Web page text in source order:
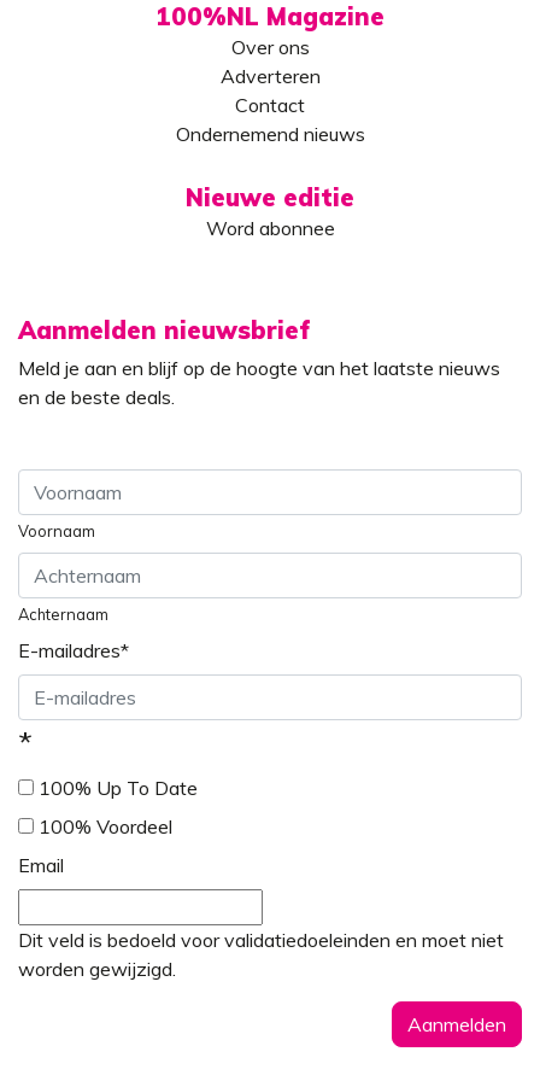
100%NL Magazine
Over ons
Adverteren
Contact
Ondernemend nieuws
Nieuwe editie
Word abonnee
Aanmelden nieuwsbrief
Meld je aan en blijf op de hoogte van het laatste nieuws
en de beste deals.
Voornaam
Achternaam
E-mailadres*
*
100% Up To Date
100% Voordeel
Email
Dit veld is bedoeld voor validatiedoeleinden en moet niet
worden gewijzigd.